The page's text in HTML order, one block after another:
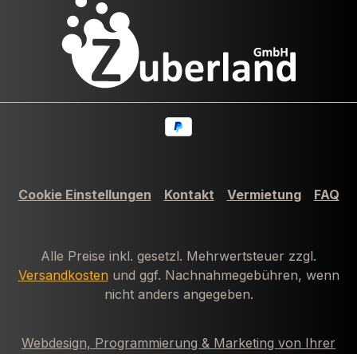
Cookie Einstellungen Kontakt Vermietung FAQ
Alle Preise inkl. gesetzl. Mehrwertsteuer zzgl.
Versandkosten und ggf. Nachnahmegebühren, wenn
nicht anders angegeben.
Webdesign, Programmierung & Marketing von Ihrer